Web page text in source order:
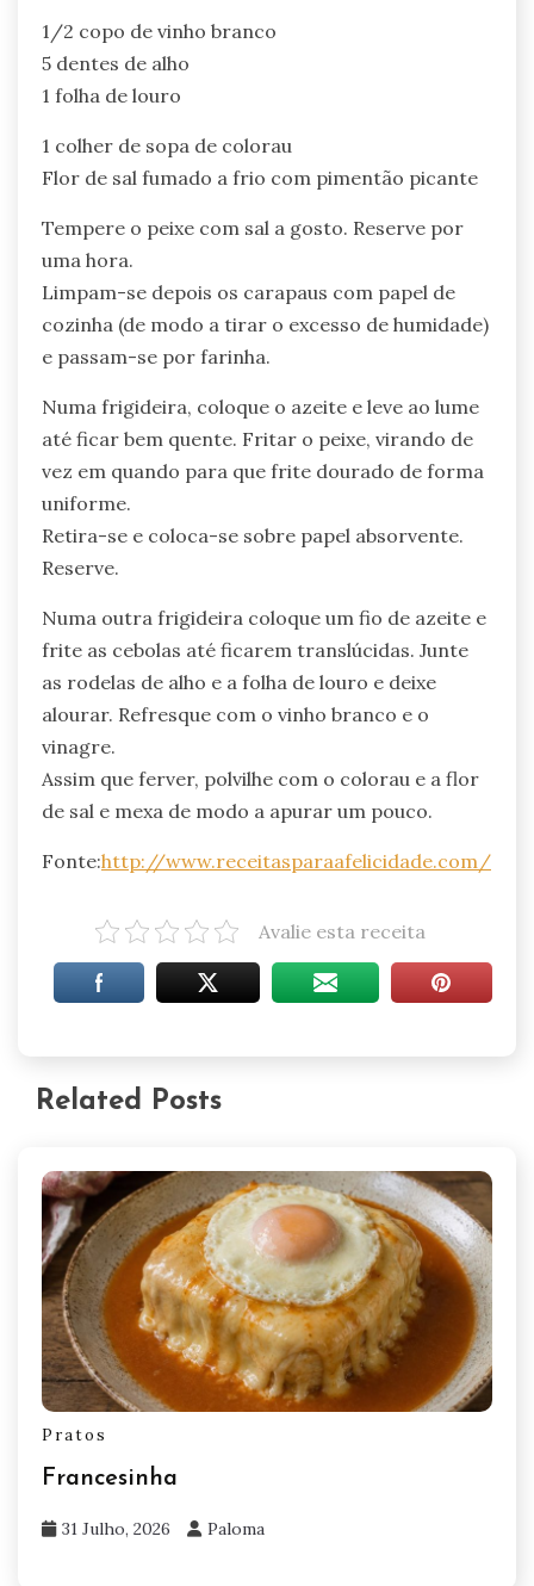
1/2 copo de vinho branco
5 dentes de alho
1 folha de louro
1 colher de sopa de colorau
Flor de sal fumado a frio com pimentão picante
Tempere o peixe com sal a gosto. Reserve por
uma hora.
Limpam-se depois os carapaus com papel de
cozinha (de modo a tirar o excesso de humidade)
e passam-se por farinha.
Numa frigideira, coloque o azeite e leve ao lume
até ficar bem quente. Fritar o peixe, virando de
vez em quando para que frite dourado de forma
uniforme.
Retira-se e coloca-se sobre papel absorvente.
Reserve.
Numa outra frigideira coloque um fio de azeite e
frite as cebolas até ficarem translúcidas. Junte
as rodelas de alho e a folha de louro e deixe
alourar. Refresque com o vinho branco e o
vinagre.
Assim que ferver, polvilhe com o colorau e a flor
de sal e mexa de modo a apurar um pouco.
Fonte:http://www.receitasparaafelicidade.com/
Avalie esta receita
Related Posts
Pratos
Francesinha
31 Julho, 2026 Paloma